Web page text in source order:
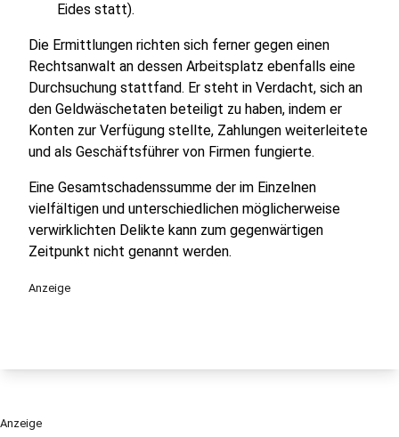
Eides statt).
Die Ermittlungen richten sich ferner gegen einen
Rechtsanwalt an dessen Arbeitsplatz ebenfalls eine
Durchsuchung stattfand. Er steht in Verdacht, sich an
den Geldwäschetaten beteiligt zu haben, indem er
Konten zur Verfügung stellte, Zahlungen weiterleitete
und als Geschäftsführer von Firmen fungierte.
Eine Gesamtschadenssumme der im Einzelnen
vielfältigen und unterschiedlichen möglicherweise
verwirklichten Delikte kann zum gegenwärtigen
Zeitpunkt nicht genannt werden.
Anzeige
Anzeige